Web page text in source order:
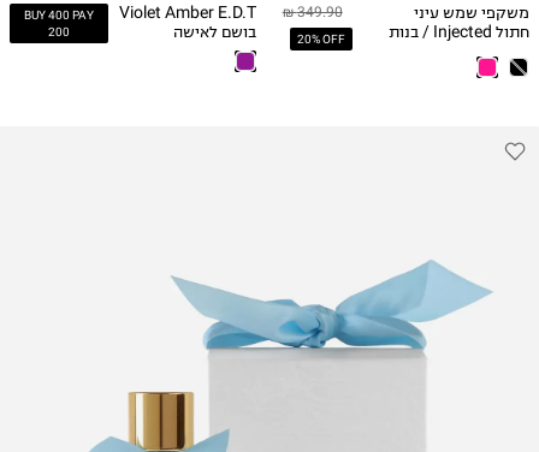
349.90 ₪
20% OFF
משקפי שמש עיני
חתול Injected / בנות
BUY 400 PAY
200
Violet Amber E.D.T
בושם לאישה